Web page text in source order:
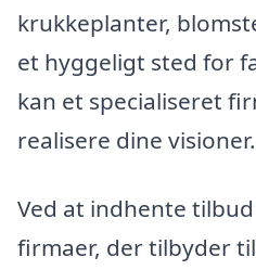
krukkeplanter,
et hyggeligt sted for
kan et specialiseret
realisere dine visioner.
Ved at indhente
firmaer, der tilbyder